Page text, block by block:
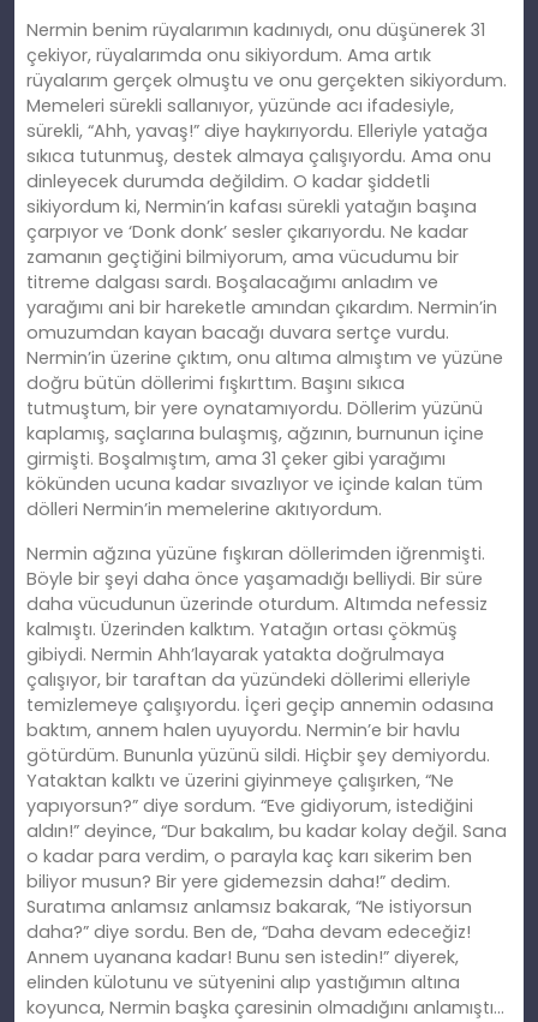
Nermin benim rüyalarımın kadınıydı, onu düşünerek 31
çekiyor, rüyalarımda onu sikiyordum. Ama artık
rüyalarım gerçek olmuştu ve onu gerçekten sikiyordum.
Memeleri sürekli sallanıyor, yüzünde acı ifadesiyle,
sürekli, “Ahh, yavaş!” diye haykırıyordu. Elleriyle yatağa
sıkıca tutunmuş, destek almaya çalışıyordu. Ama onu
dinleyecek durumda değildim. O kadar şiddetli
sikiyordum ki, Nermin’in kafası sürekli yatağın başına
çarpıyor ve ‘Donk donk’ sesler çıkarıyordu. Ne kadar
zamanın geçtiğini bilmiyorum, ama vücudumu bir
titreme dalgası sardı. Boşalacağımı anladım ve
yarağımı ani bir hareketle amından çıkardım. Nermin’in
omuzumdan kayan bacağı duvara sertçe vurdu.
Nermin’in üzerine çıktım, onu altıma almıştım ve yüzüne
doğru bütün döllerimi fışkırttım. Başını sıkıca
tutmuştum, bir yere oynatamıyordu. Döllerim yüzünü
kaplamış, saçlarına bulaşmış, ağzının, burnunun içine
girmişti. Boşalmıştım, ama 31 çeker gibi yarağımı
kökünden ucuna kadar sıvazlıyor ve içinde kalan tüm
dölleri Nermin’in memelerine akıtıyordum.
Nermin ağzına yüzüne fışkıran döllerimden iğrenmişti.
Böyle bir şeyi daha önce yaşamadığı belliydi. Bir süre
daha vücudunun üzerinde oturdum. Altımda nefessiz
kalmıştı. Üzerinden kalktım. Yatağın ortası çökmüş
gibiydi. Nermin Ahh’layarak yatakta doğrulmaya
çalışıyor, bir taraftan da yüzündeki döllerimi elleriyle
temizlemeye çalışıyordu. İçeri geçip annemin odasına
baktım, annem halen uyuyordu. Nermin’e bir havlu
götürdüm. Bununla yüzünü sildi. Hiçbir şey demiyordu.
Yataktan kalktı ve üzerini giyinmeye çalışırken, “Ne
yapıyorsun?” diye sordum. “Eve gidiyorum, istediğini
aldın!” deyince, “Dur bakalım, bu kadar kolay değil. Sana
o kadar para verdim, o parayla kaç karı sikerim ben
biliyor musun? Bir yere gidemezsin daha!” dedim.
Suratıma anlamsız anlamsız bakarak, “Ne istiyorsun
daha?” diye sordu. Ben de, “Daha devam edeceğiz!
Annem uyanana kadar! Bunu sen istedin!” diyerek,
elinden külotunu ve sütyenini alıp yastığımın altına
koyunca, Nermin başka çaresinin olmadığını anlamıştı…